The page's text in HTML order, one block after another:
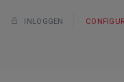
INLOGGEN